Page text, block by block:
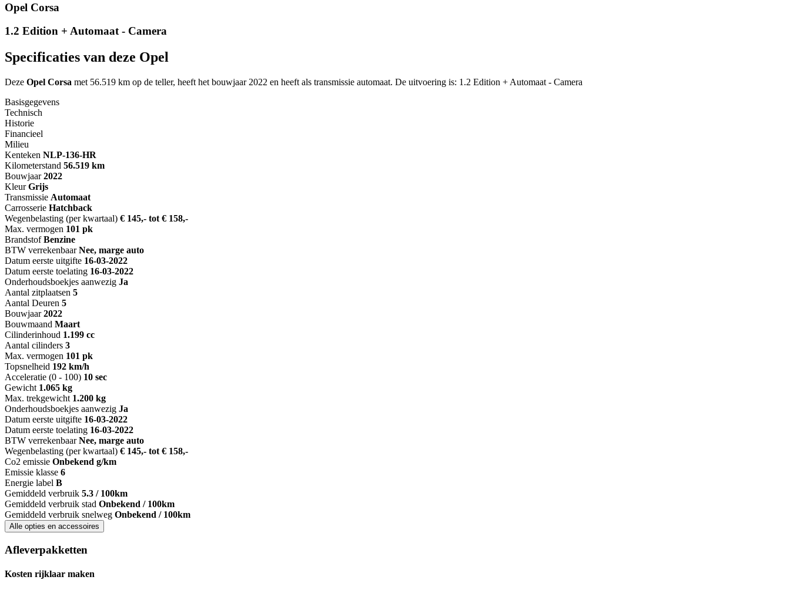
Opel Corsa
1.2 Edition + Automaat - Camera
Specificaties van deze Opel
Deze Opel Corsa met 56.519 km op de teller, heeft het bouwjaar 2022 en heeft als transmissie automaat. De uitvoering is: 1.2 Edition + Automaat - Camera
Basisgegevens
Technisch
Historie
Financieel
Milieu
Kenteken NLP-136-HR
Kilometerstand 56.519 km
Bouwjaar 2022
Kleur Grijs
Transmissie Automaat
Carrosserie Hatchback
Wegenbelasting (per kwartaal) € 145,- tot € 158,-
Max. vermogen 101 pk
Brandstof Benzine
BTW verrekenbaar Nee, marge auto
Datum eerste uitgifte 16-03-2022
Datum eerste toelating 16-03-2022
Onderhoudsboekjes aanwezig Ja
Aantal zitplaatsen 5
Aantal Deuren 5
Bouwjaar 2022
Bouwmaand Maart
Cilinderinhoud 1.199 cc
Aantal cilinders 3
Max. vermogen 101 pk
Topsnelheid 192 km/h
Acceleratie (0 - 100) 10 sec
Gewicht 1.065 kg
Max. trekgewicht 1.200 kg
Onderhoudsboekjes aanwezig Ja
Datum eerste uitgifte 16-03-2022
Datum eerste toelating 16-03-2022
BTW verrekenbaar Nee, marge auto
Wegenbelasting (per kwartaal) € 145,- tot € 158,-
Co2 emissie Onbekend g/km
Emissie klasse 6
Energie label B
Gemiddeld verbruik 5.3 / 100km
Gemiddeld verbruik stad Onbekend / 100km
Gemiddeld verbruik snelweg Onbekend / 100km
Alle opties en accessoires
Afleverpakketten
Kosten rijklaar maken